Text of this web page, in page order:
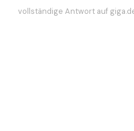
vollständige Antwort auf